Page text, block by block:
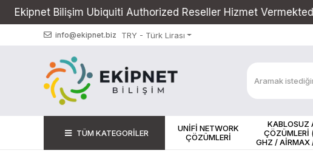
Ubiquiti Authorized Reseller Hizmet Vermektedir
info@ekipnet.biz TRY - Türk Lirası
TÜM KATEGORİLER
UNİFİ NETWORK
ÇÖZÜMLERİ
KABLOSUZ
ÇÖZÜMLERİ
GHZ / AİRMAX